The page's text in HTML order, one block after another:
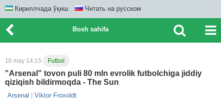
Кириллчада ўқиш Читать на русском
Bosh sahifa
16 may 14:15 Futbol
"Arsenal" tovon puli 80 mln evrolik futbolchiga jiddiy
qiziqish bildirmoqda - The Sun
Arsenal Viktor Froxoldt